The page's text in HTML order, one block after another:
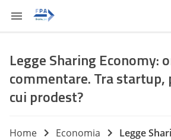
Legge Sharing Economy:
commentare. Tra startup,
cui prodest?
Home Economia
Legge